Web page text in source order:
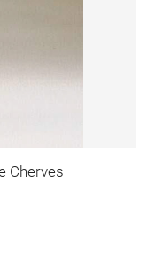
Cherves